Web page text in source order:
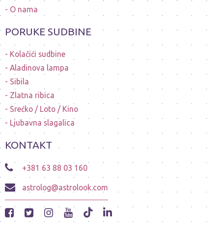
O nama
PORUKE SUDBINE
Kolačići sudbine
Aladinova lampa
Sibila
Zlatna ribica
Srećko / Loto / Kino
Ljubavna slagalica
KONTAKT
+381 63 88 03 160
astrolog@astrolook.com